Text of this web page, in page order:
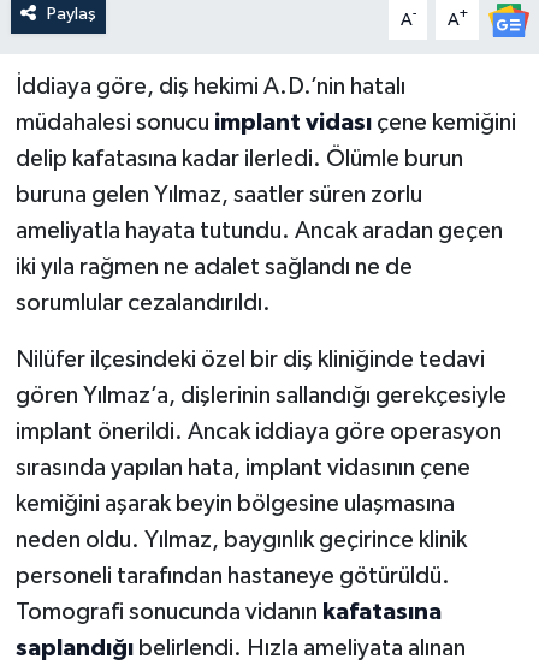
Paylaş A- A+
İddiaya göre, diş hekimi A.D.’nin hatalı
müdahalesi sonucu implant vidasıçene kemiğini
delip kafatasına kadar ilerledi. Ölümle burun
buruna gelen Yılmaz, saatler süren zorlu
ameliyatla hayata tutundu. Ancak aradan geçen
iki yıla rağmen ne adalet sağlandı ne de
sorumlular cezalandırıldı.
Nilüfer ilçesindeki özel bir diş kliniğinde tedavi
gören Yılmaz’a, dişlerinin sallandığı gerekçesiyle
implant önerildi. Ancak iddiaya göre operasyon
sırasında yapılan hata, implant vidasının çene
kemiğini aşarak beyin bölgesine ulaşmasına
neden oldu. Yılmaz, baygınlık geçirince klinik
personeli tarafından hastaneye götürüldü.
Tomografi sonucunda vidanın kafatasına
saplandığıbelirlendi. Hızla ameliyata alınan